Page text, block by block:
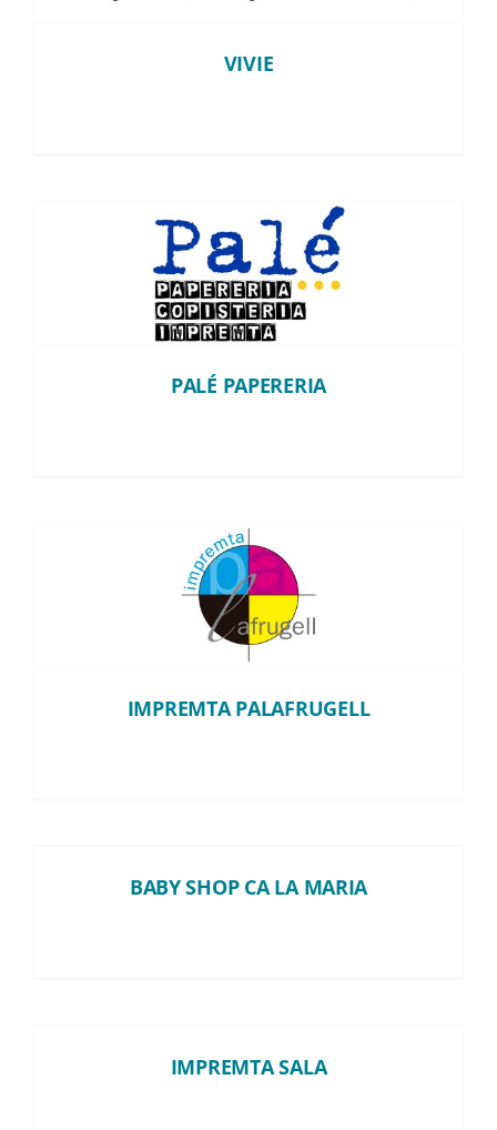
VIVIE
PALÉ PAPERERIA
PALÉ PAPERERIA
IMPREMTA PALAFRUGELL
IMPREMTA PALAFRUGELL
BABY SHOP CA LA MARIA
IMPREMTA SALA